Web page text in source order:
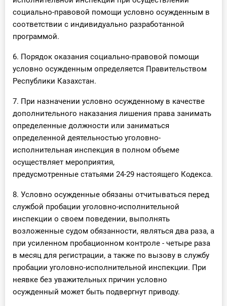
социально-правовой помощи условно осужденным в
соответствии с индивидуально разработанной
программой.
6. Порядок оказания социально-правовой помощи
условно осужденным определяется Правительством
Республики Казахстан.
7. При назначении условно осужденному в качестве
дополнительного наказания лишения права занимать
определенные должности или заниматься
определенной деятельностью уголовно-
исполнительная инспекция в полном объеме
осуществляет мероприятия,
предусмотренные статьями 24-29 настоящего Кодекса.
8. Условно осужденные обязаны отчитываться перед
службой пробации уголовно-исполнительной
инспекции о своем поведении, выполнять
возложенные судом обязанности, являться два раза, а
при усиленном пробационном контроле - четыре раза
в месяц для регистрации, а также по вызову в службу
пробации уголовно-исполнительной инспекции. При
неявке без уважительных причин условно
осужденный может быть подвергнут приводу.